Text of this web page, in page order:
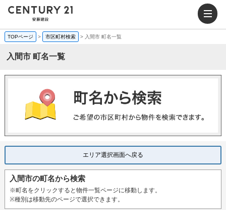
TOPページ > 市区町村検索 > 入間市 町名一覧
入間市 町名一覧
エリア選択画面へ戻る
入間市の町名から検索
※町名をクリックすると物件一覧ページに移動します。
※種別は移動先のページで選択できます。